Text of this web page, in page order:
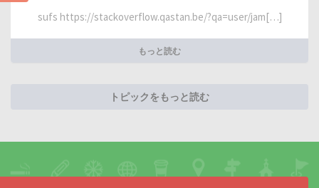
sufs https://stackoverflow.qastan.be/?qa=user/jam[…]
もっと読む
トピックをもっと読む